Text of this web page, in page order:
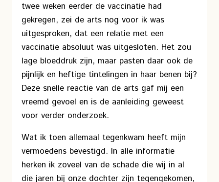
twee weken eerder de vaccinatie had
gekregen, zei de arts nog voor ik was
uitgesproken, dat een relatie met een
vaccinatie absoluut was uitgesloten. Het zou
lage bloeddruk zijn, maar pasten daar ook de
pijnlijk en heftige tintelingen in haar benen bij?
Deze snelle reactie van de arts gaf mij een
vreemd gevoel en is de aanleiding geweest
voor verder onderzoek.
Wat ik toen allemaal tegenkwam heeft mijn
vermoedens bevestigd. In alle informatie
herken ik zoveel van de schade die wij in al
die jaren bij onze dochter zijn tegengekomen,